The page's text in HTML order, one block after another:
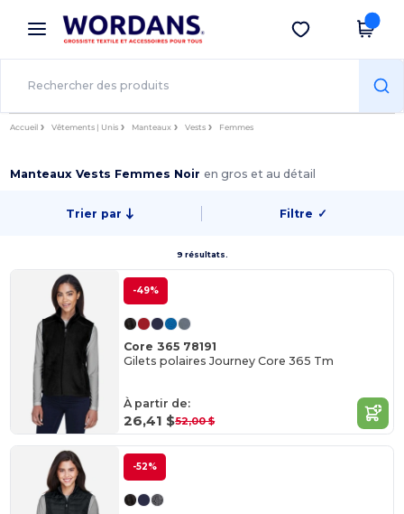
× Appli Wordans
Meilleurs prix sur l’app !
Obtenir l'appli
Accueil Vêtements | Unis Manteaux Vests Femmes
Manteaux Vests Femmes Noiren gros et au détail
Trier par Filtre ✓
9 résultats.
-49%
Core 365 78191
Gilets polaires Journey Core 365 Tm
À partir de:
26,41 $52,00 $
-52%